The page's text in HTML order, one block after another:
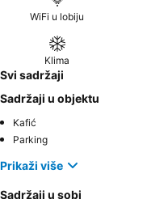
WiFi u lobiju
Klima
Svi sadržaji
Sadržaji u objektu
Kafić
Parking
Prikaži više
Sadržaji u sobi